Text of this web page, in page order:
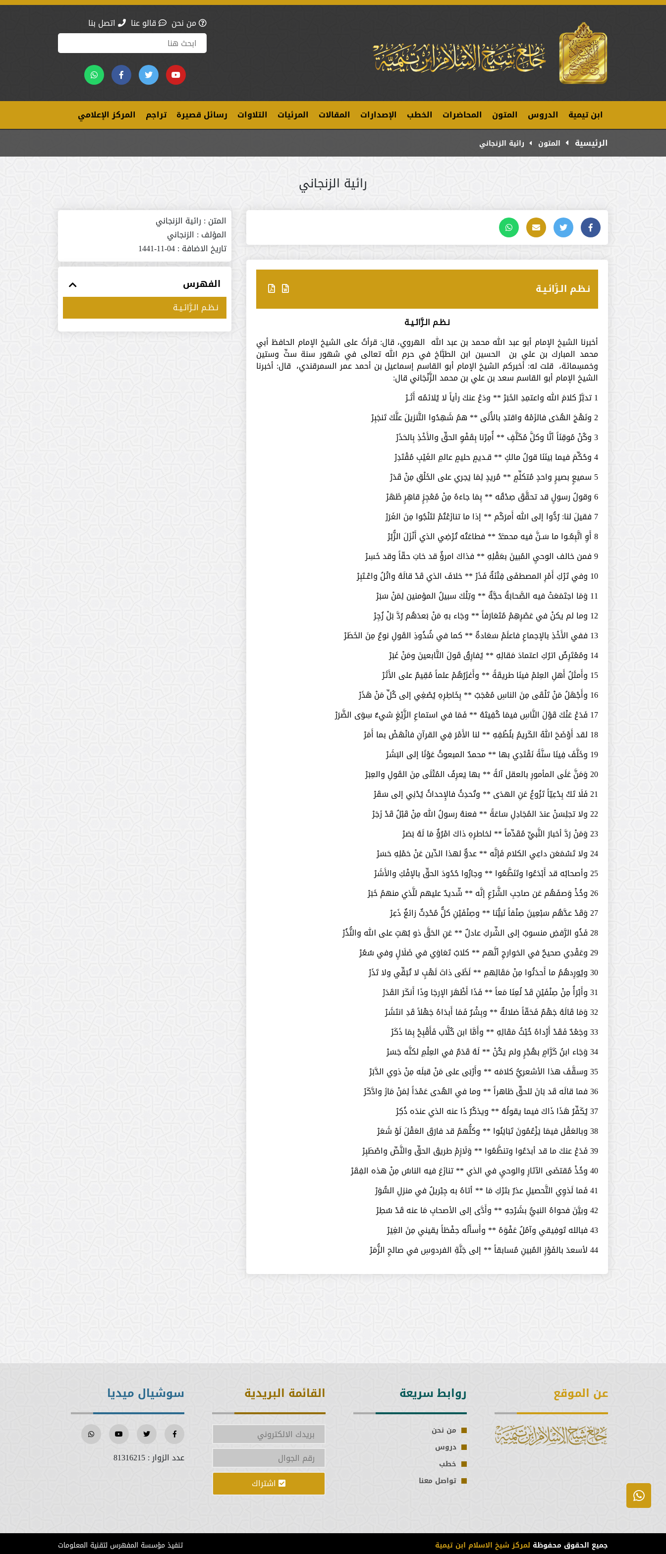
من نحن قالو عنا اتصل بنا
ابن تيمية الدروس المتون المحاضرات الخطب الإصدارات المقالات المرئيات التلاوات رسائل قصيرة تراجم
المركز الإعلامي
الرئيسية
المتون رائية الزنجاني
رائية الزنجاني
نـظـم الـرَّائـيـة
نـظـم الـرَّائـيـة
أخبرنا الشيخ الإمام أبو عبد الله محمد بن عبد الله الهروي، قال: قرأتُ على الشيخ الإمام الحافظ أبي
محمد المبارك بن علي بن الحسين ابن الطبَّاخ في حرم الله تعالى في شهور سنة ستِّ وستين
وخمسِمائة، قلت له: أخبركم الشيخ الإمام أبو القاسم إسماعيل بن أحمد عمر السمرقندي، قال: أخبرنا
الشيخ الإمام أبو القاسم سعد بن علي بن محمد الزَّنْجَاني قال:
1­ تدبَّرْ كلامَ الله واعتمِدِ الخَبَرْ ** ودَعْ عنكَ رأياً لا يُلائمُه أَثَـرْ
2­ ونَهْجَ الهُدَى فالزَمْهُ واقتدِ بالأُلَى ** همُ شَهِدُوا التَّنزيلَ علَّكَ تَنجَبِرْ
3­ وكُنْ مُوقِنَاً أنَّا وكلَّ مُكَلَّفٍ ** أُمِرْنا بِقَفْوِ الحقِّ والأَخْذِ بِالحَذَرْ
4­ وحُكِّمَ فيما بَينَنَا قولُ مالكٍ ** قـديمٍ حليمٍ عالمِ الغَيْبِ مُقْتَدِرْ
5­ سميعٍ بصيرٍ واحدٍ مُتكلِّمٍ ** مُريدٍ لِمَا يَجري على الخَلْقِ مِنْ قَدَرْ
6­ وقولُ رسولٍ قد تحقَّقَ صِدْقُه ** بِمَا جاءَهُ مِنْ مُعْجِزٍ قاهِرٍ ظَهَرْ
7­ فقيلَ لنا: رُدُّوا إلى الله أَمرَكُم ** إذا ما تنازَعْتُمْ لتَنْجُوا مِنَ الغَرَرْ
8­ أَوِ اتَّبِعُـوا ما سَـنَّ فيه محمـَّدُ ** فطاعَتُه تُرْضِي الذي أَنْزَلَ الزُّبُرْ
9­ فمن خالف الوحيِ المُبينَ بعَقْلِهِ ** فذاكَ امرؤٌ قد خابَ حقّاً وقد خَسِرْ
10­ وفي تَرْكِ أَمْرِ المصطفَى فِتْنَةٌ فَذَرْ ** خلافَ الذي قَدْ قالَهُ واتْلُ واعْـتَبِرْ
11­ وَمَا اجتَمَعَتْ فيه الصَّحابَةُ حجَّةٌ ** وتِلْكَ سبيلُ المؤمنين لِمَنْ سَبَرْ
12­ وما لم يكنْ في عَصْرِهِمْ مُتَعَارَفاً ** وجَاء بهِ مَنْ بَعدَهُم رُدَّ بَلْ زُجِرْ
13­ ففي الأَخْذِ بالإجماعِ فاعلَمْ سَعَادةٌ ** كما في شُذُوذِ القَولِ نوعٌ مِنَ الخَطَرْ
14­ ومُعْتَرِضٌ اترُكِ اعتمادَ مَقالِهِ ** يُفارِقُ قَولَ التَّابعينَ ومَنْ غَبَرْ
15­ وأَمثَلُ أَهلِ العِلمْ فينَا طريقَةً ** وأَغزَرُهُمْ علماً مُقِيمٌ على الأَثَرْ
16­ وأَجْهَلُ مَنْ تَلْقَى مِنَ الناسِ مُعْجَبٌ ** بِخَاطِرِهِ يُصْغِي إلى كُلِّ مَنْ هَذَرْ
17­ فَدَعْ عَنْكَ قَوْلَ النَّاسِ فيمَا كُفِيتَهُ ** فَمَا في استماعِ الزَّيْغِ شيءٌ سِوَى الضَّرَرْ
18­ لقد أَوْضَحَ اللهُ الكَريمُ بلُطْفِهِ ** لنا الأَمْرَ فِي القرآنِ فانْهَضْ بما أَمَرْ
19­ وخَلَّفَ فِينَا سنَّةً نَقْتَدِي بها ** محمدٌ المبعوثُ عَوْنًا إلى البَشَرْ
20­ وَمَنَّ عَلَى المأمورِ بالعقل آلةً ** بها يَعرِفُ المُتْلَى مِنَ القَولِ والعِبَرْ
21­ فَلَا تَكُ بِدْعِيّاً تَزُوغُ عَنِ الهدَى ** وتُحدِثُ فالإِحداثُ يُدْنِي إلى سَقَرْ
22­ ولا تجلِسَنْ عندَ المُجَادِلِ سَاعَةً ** فعنهُ رسولُ الله مِنْ قَبْلُ قَدْ زَجَرْ
23­ وَمَنْ رَدَّ أخبارَ النَّبيِّ مُقَدِّماً ** لخاطرِهِ ذاكَ امْرُؤٌ مَا لَهُ بَصَرْ
24­ ولا تَسْمَعَن داعِي الكلام فَإنَّه ** عدوٌّ لهذا الدِّين عَنْ حَمْلِهِ حَسَرْ
25­ وأصحابُه قد أَبْدَعُوا وتَنَطَّعُوا ** وجازُوا حُدُودَ الحقِّ بالإفْكِ والأَشَرْ
26­ وخُذْ وَصفَهُم عَن صاحِبِ الشَّرْعِ إنَّه ** شّديدٌ عليهم للَّذي منهمُ خَبَرْ
27­ وَقَدْ عدَّهُم سَبْعِينَ صِنْفاً نَبيُّنا ** وصِنْفَيْنِ كلٌّ مُحْدِثٌ زائغٌ ذَعِرْ
28­ فَذُو الرَّفضِ منسوبٌ إلى الشِّركِ عادلٌ ** عَنِ الحَقَّ ذو بُهتٍ على الله والنُّذُرْ
29­ وعَقْدِي صحيحٌ في الخوارجِ أنَّهم ** كلابٌ تَعَاوَي في ضَلَالٍ وفي سُعُرْ
30­ ويُورِدهُمُ ما أَحدَثُوا مِنْ مَقَالِهمِ ** لَظًى ذاتَ لَهْبٍ لا تُبَقِّي ولا تَذَرْ
31­ وأَبْرَأُ مِنْ صِنْفَيْنِ قَدْ لُعِنَا مَعاً ** فَذَا أَظْهَرَ الإرجَا وذَا أَنكَرَ القَدَرْ
32­ وَمَا قَالَهُ جَهْمٌ فَحَقّاً ضلالةٌ ** وبِشْرٌ فَمَا أَبدَاهُ جَهْلاً قَدِ انتَشَرْ
33­ وجَعْدٌ فَقَدْ أَرْداهُ خُبْثُ مَقَالِهِ ** وأَمَّا ابن كُلَّاب فَأَقْبِحْ بِمَا ذَكَرْ
34­ وَجَاء ابنُ كَرَّامٍ بهُجْرٍ ولم يَكُنْ ** لَهُ قَدَمٌ في العِلْمِ لكنَّه جَسَرْ
35­ وسقَّفَ هذا الأشعريُّ كلامَه ** وأَرْبَى على مَنْ قبلَه مِنْ ذوي الدَّبَرْ
36­ فما قالَه قَد بَانَ للحقِّ ظاهراً ** وما في الهُدى عَمْدَاً لِمَنْ مَازَ وادَّكَرْ
37­ يُكَفِّرُ هَذَا ذَاكَ فيما يقولُهُ ** ويذكُرُ ذَا عنه الذي عندَه ذُكِرْ
38­ وبالعَقْل فيمَا يَزْعُمُونَ تَبَايَنُوا ** وكلُّهمُ قد فارَقَ العَقْلَ لَوْ شَعَرْ
39­ فَدَعْ عنكَ ما قد أبدَعُوا وتنطَّعُوا ** وَلَازِمْ طريقَ الحقِّ والنَّصِّ واصْطَبِرْ
40­ وخُذْ مُقتضَى الآثارِ والوحيِ في الذي ** تنازَعَ فيه الناسُ مِنْ هذه الفِقَرْ
41­ فَما لَذوِي التَّحصيلِ عذرٌ بتَرْكِ مَا ** أتاهُ به جِبْريلُ في منزلِ السُّوَرْ
42­ وبيَّنَ فحواهُ النبيُّ بشَرْحِهِ ** وأَدَّى إلى الأصحابِ مَا عنه قَدْ سُطِرْ
43­ فبالله تَوفِيقي وآمُلُ عَفْوَهُ ** وأَسأَلُه حِفْظاً يقيني مِنَ الغِيَرْ
44­ لأسعدَ بالفَوْزِ المُبينِ مُسابقاً ** إلى جَنَّةِ الفردوسِ في صالحِ الزُّمَرْ
المتن : رائية الزنجاني
المؤلف : الزنجاني
تاريخ الاضافة :04-11-1441
الفهرس
نـظـم الـرَّائـيـة
عن الموقع روابط سريعة
من نحن
دروس
خطب
تواصل معنا
القائمة البريدية
اشتراك
سوشيال ميديا
عدد الزوار :81316215
جميع الحقوق محفوظة لمركز شيخ الاسلام ابن تيمية تنفيذ مؤسسة المفهرس لتقنية المعلومات